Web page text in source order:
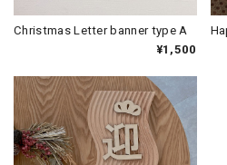
Christmas Letter banner type A
¥1,500